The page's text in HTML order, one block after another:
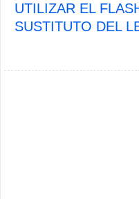
UTILIZAR EL
SUSTITUTO DEL